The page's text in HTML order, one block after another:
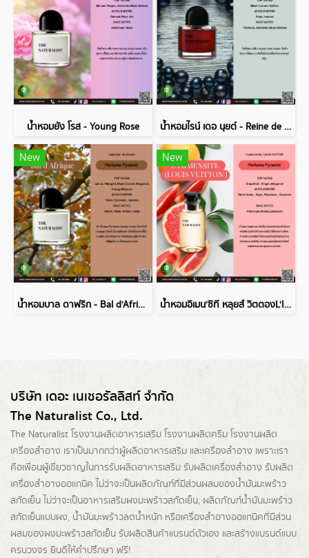
น้ำหอมยัง โรส - Young Rose น้ำหอมไรน์ เดอ นุยต์ - Reine de Nuit
New
น้ำหอมบาล ดาฟริก - Bal d'Afrique
New
น้ำหอมอิเมน'ซิที หลุยส์ วิตตองL'IMMENSITE (LOUIS VUITTON )
บริษัท เดอะ เนเชอรัลลิสท์ จำกัด
The Naturalist Co., Ltd.
The Naturalist โรงงานผลิตอาหารเสริม โรงงานผลิตครีม โรงงานผลิต
เครื่องสำอาง เราเป็นมากกว่าผู้ผลิตอาหารเสริม และเครื่องสำอาง เพราะเรา
คือเพื่อนผู้เชี่ยวชาญในการรับผลิตอาหารเสริม รับผลิตเครื่องสำอาง รับผลิต
เครื่องสำอางออแกนิค ไม่ว่าจะเป็นผลิตภัณฑ์ที่มีส่วนผสมของน้ำมันมะพร้าว
สกัดเย็น ไม่ว่าจะเป็นอาหารเสริมผงมะพร้าวสกัดเย็น, ผลิตภัณฑ์น้ำมันมะพร้าว
สกัดเย็นแบบผง, น้ำมันมะพร้าวลดน้ำหนัก หรือเครื่องสำอางออแกนิคที่มีส่วน
ผสมของผงมะพร้าวสกัดเย็น รับผลิตสินค้าแบรนด์ตัวเอง และสร้างแบรนด์แบบ
ครบวงจร ยินดีให้คำปรึกษา ฟรี!